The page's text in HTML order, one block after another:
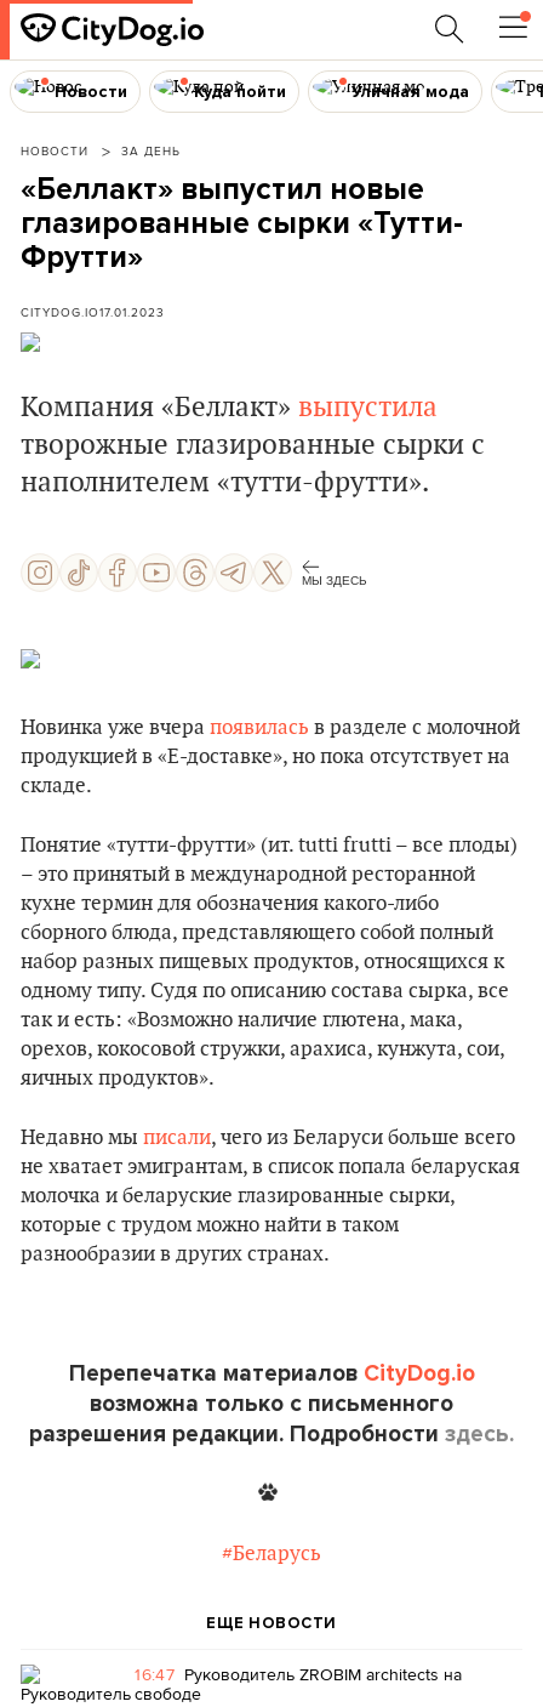
Новости Куда пойти Уличная мода
НОВОСТИ ЗА ДЕНЬ
«Беллакт» выпустил новые
глазированные сырки «Тутти-
Фрутти»
CITYDOG.IO17.01.2023
Компания «Беллакт» выпустила
творожные глазированные сырки с
наполнителем «тутти-фрутти».
МЫ ЗДЕСЬ
Новинка уже вчера появилась в разделе с молочной
продукцией в «Е-доставке», но пока отсутствует на
складе.
Понятие «тутти-фрутти» (ит. tutti frutti – все плоды)
– это принятый в международной ресторанной
кухне термин для обозначения какого-либо
сборного блюда, представляющего собой полный
набор разных пищевых продуктов, относящихся к
одному типу. Судя по описанию состава сырка, все
так и есть: «Возможно наличие глютена, мака,
орехов, кокосовой стружки, арахиса, кунжута, сои,
яичных продуктов».
Недавно мы писали, чего из Беларуси больше всего
не хватает эмигрантам, в список попала беларуская
молочка и беларуские глазированные сырки,
которые с трудом можно найти в таком
разнообразии в других странах.
Перепечатка материалов CityDog.io
возможна только с письменного
разрешения редакции. Подробности здесь.
#Беларусь
ЕЩЕ НОВОСТИ
16:47 Руководитель ZROBIM architects на
свободе